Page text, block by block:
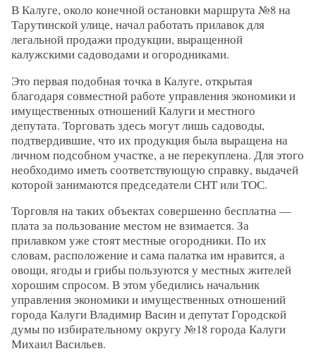
В Калуге, около конечной остановки маршрута №8 на
Тарутинской улице, начал работать прилавок для
легальной продажи продукции, выращенной
калужскими садоводами и огородниками.
Это первая подобная точка в Калуге, открытая
благодаря совместной работе управления экономики и
имущественных отношений Калуги и местного
депутата. Торговать здесь могут лишь садоводы,
подтвердившие, что их продукция была выращена на
личном подсобном участке, а не перекуплена. Для этого
необходимо иметь соответствующую справку, выдачей
которой занимаются председатели СНТ или ТОС.
Торговля на таких объектах совершенно бесплатна —
плата за пользование местом не взимается. За
прилавком уже стоят местные огородники. По их
словам, расположение и сама палатка им нравится, а
овощи, ягоды и грибы пользуются у местных жителей
хорошим спросом. В этом убедились начальник
управления экономики и имущественных отношений
города Калуги Владимир Васин и депутат Городской
думы по избирательному округу №18 города Калуги
Михаил Васильев.